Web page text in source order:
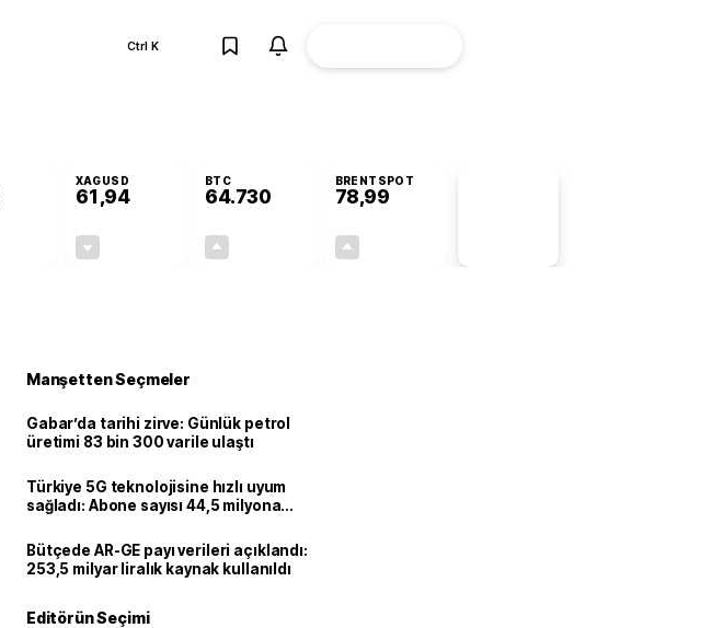
Ctrl K
XAGUSD
61,94
BTC
64.730
BRENTSPOT
78,99
Manşetten Seçmeler
Gabar’da tarihi zirve: Günlük petrol
üretimi 83 bin 300 varile ulaştı
Türkiye 5G teknolojisine hızlı uyum
sağladı: Abone sayısı 44,5 milyona
Bütçede AR-GE payı verileri açıklandı:
253,5 milyar liralık kaynak kullanıldı
Editörün Seçimi